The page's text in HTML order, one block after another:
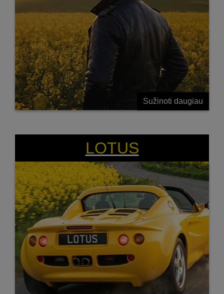
Sužinoti daugiau
LOTUS